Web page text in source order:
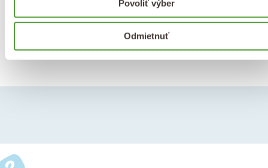
Povoliť výber
Odmietnuť
už od roku 2008